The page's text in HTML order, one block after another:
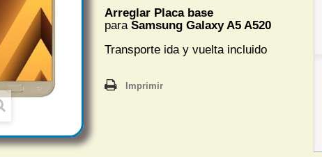
Arreglar Placa base
paraSamsung Galaxy A5 A520
Transporte ida y vuelta incluido
Imprimir